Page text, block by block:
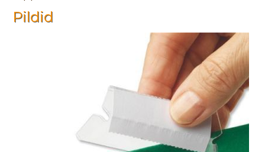
Pildid